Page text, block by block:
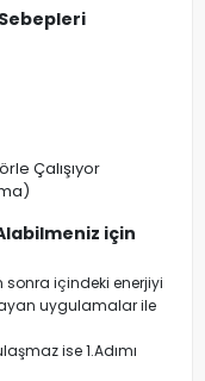
Çalışıyor
için
sonra içindeki enerjiyi
uygulamalar ile
ise 1.Adımı